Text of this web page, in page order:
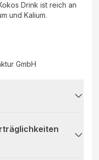
Drink ist reich an
und Kalium.
GmbH